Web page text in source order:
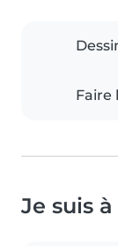
Faire
Je suis